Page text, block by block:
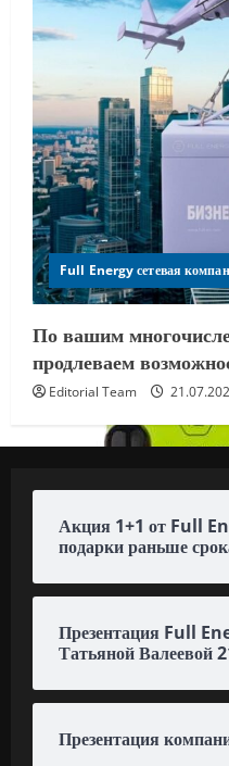
Full Energy сетевая
По вашим
продлеваем
Editorial Team
Акция 1+1 от Full
подарки раньше
Презентация Full
Татьяной Валеевой
Презентация